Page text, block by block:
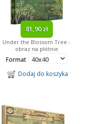
81,90 zł
Under the Blossom Tree -
obraz na płótnie
Format
Dodaj do koszyka